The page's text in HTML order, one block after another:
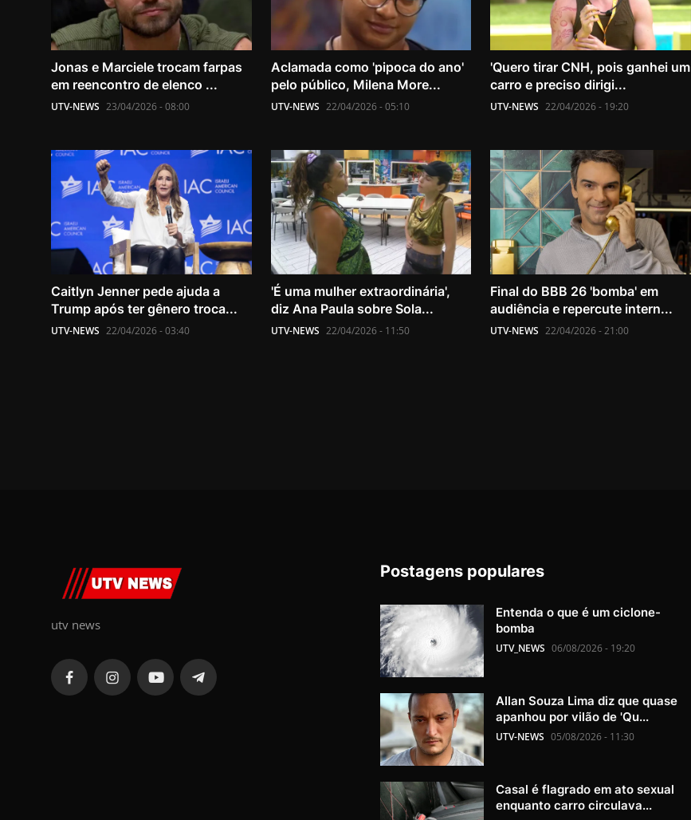
Jonas e Marciele trocam farpas
em reencontro de elenco ...
UTV-NEWS 23/04/2026 - 08:00
Aclamada como 'pipoca do ano'
pelo público, Milena More...
UTV-NEWS 22/04/2026 - 05:10
'Quero tirar CNH, pois ganhei um
carro e preciso dirigi...
UTV-NEWS 22/04/2026 - 19:20
Caitlyn Jenner pede ajuda a
Trump após ter gênero troca...
UTV-NEWS 22/04/2026 - 03:40
'É uma mulher extraordinária',
diz Ana Paula sobre Sola...
UTV-NEWS 22/04/2026 - 11:50
Final do BBB 26 'bomba' em
audiência e repercute intern...
UTV-NEWS 22/04/2026 - 21:00
utv news
Postagens populares
Entenda o que é um ciclone-
bomba
UTV_NEWS 06/08/2026 - 19:20
Allan Souza Lima diz que quase
apanhou por vilão de 'Qu...
UTV-NEWS 05/08/2026 - 11:30
Casal é flagrado em ato sexual
enquanto carro circulava...